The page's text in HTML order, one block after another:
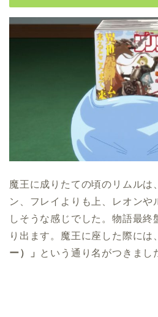
魔王に成りたての頃のリムルは
ン、フレイよりも上、レオンや
しそうな感じでした。物語最終
り出ます。魔王に座した際には、
ー）」 という通り名がつきまし